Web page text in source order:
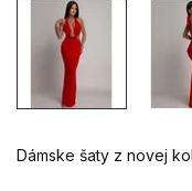
Dámske šaty z novej